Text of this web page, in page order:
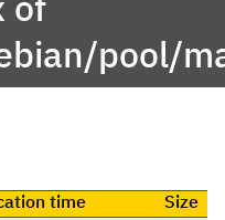
of
pool/
time
Size